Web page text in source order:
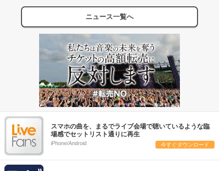
ニュース一覧へ
スマホの曲を、まるでライブ会場で聴いているような臨
場感でセットリスト通りに再生
iPhone/Android 今すぐダウンロード